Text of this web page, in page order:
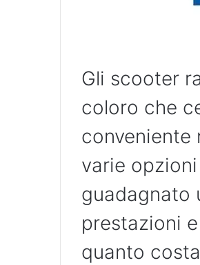
Gli scooter
coloro che
conveniente
varie
guadagnato
prestazioni
quanto